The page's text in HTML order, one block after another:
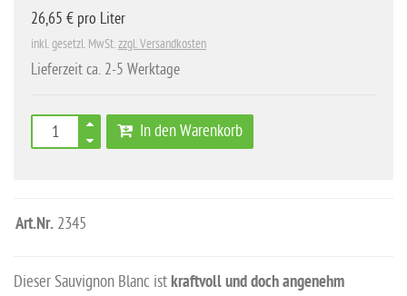
26,65 € pro Liter
inkl. gesetzl. MwSt.zzgl. Versandkosten
Lieferzeit ca. 2-5 Werktage
In den Warenkorb
Art.Nr. 2345
Dieser Sauvignon Blanc istkraftvoll und doch angenehm